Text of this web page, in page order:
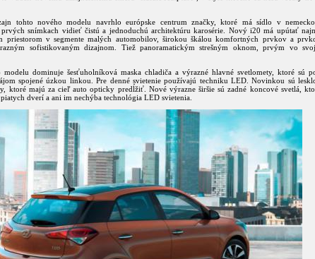
tohto nového modelu navrhlo európske centrum značky, ktoré má sídlo v
prvých snímkach vidieť čistú a jednoduchú architektúru karosérie. Nový i20 má upútať
priestorom v segmente malých automobilov, širokou škálou komfortných prvkov a
sofistikovaným dizajnom. Tiež panoramatickým strešným oknom, prvým vo
modelu dominuje šesťuholníková maska chladiča a výrazné hlavné svetlomety, ktoré sú
spojené úzkou linkou. Pre denné svietenie používajú techniku LED. Novinkou sú
ktoré majú za cieľ auto opticky predĺžiť. Nové výrazne širšie sú zadné koncové svetlá,
dverí a ani im nechýba technológia LED svietenia.